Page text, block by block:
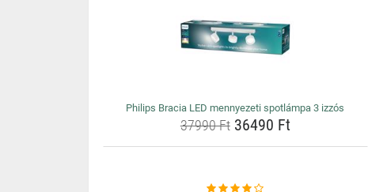
Philips Bracia LED mennyezeti spotlámpa 3 izzós
37990 Ft36490 Ft